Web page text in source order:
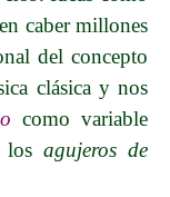
caber millones
del concepto
clásica y nos
como variable
los agujeros de